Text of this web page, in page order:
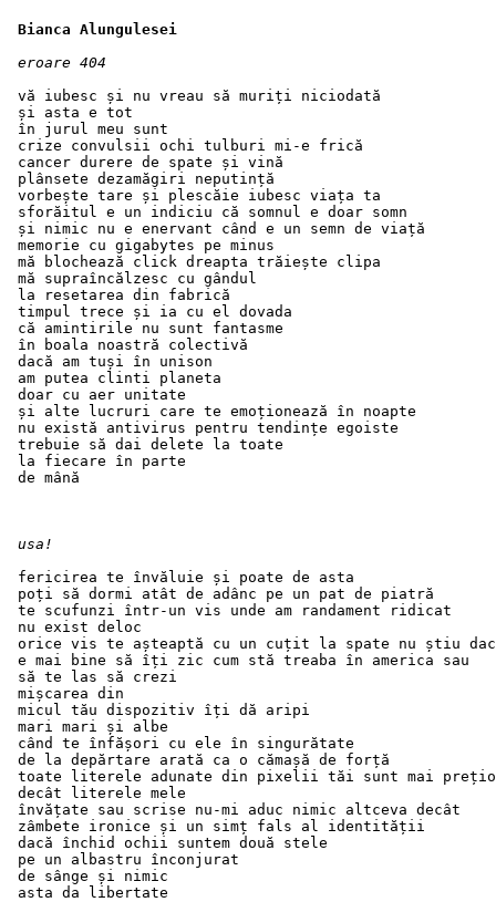
Bianca Alungulesei
eroare 404
vă iubesc și nu vreau să muriți niciodată
și asta e tot
în jurul meu sunt
crize convulsii ochi tulburi mi-e frică
cancer durere de spate și vină
plânsete dezamăgiri neputință
vorbește tare și plescăie iubesc viața ta
sforăitul e un indiciu că somnul e doar somn
și nimic nu e enervant când e un semn de viață
memorie cu gigabytes pe minus
mă blochează click dreapta trăiește clipa
mă supraîncălzesc cu gândul
la resetarea din fabrică
timpul trece și ia cu el dovada
că amintirile nu sunt fantasme
în boala noastră colectivă
dacă am tuși în unison
am putea clinti planeta
doar cu aer unitate
și alte lucruri care te emoționează în noapte
nu există antivirus pentru tendințe egoiste
trebuie să dai delete la toate
la fiecare în parte
de mână
usa!
fericirea te învăluie și poate de asta
poți să dormi atât de adânc pe un pat de piatră
te scufunzi într-un vis unde am randament ridicat
nu exist deloc
orice vis te așteaptă cu un cuțit la spate nu știu
e mai bine să îți zic cum stă treaba în america sau
să te las să crezi
mișcarea din
micul tău dispozitiv îți dă aripi
mari mari și albe
când te înfășori cu ele în singurătate
de la depărtare arată ca o cămașă de forță
toate literele adunate din pixelii tăi sunt mai
decât literele mele
învățate sau scrise nu-mi aduc nimic altceva decât
zâmbete ironice și un simț fals al identității
dacă închid ochii suntem două stele
pe un albastru înconjurat
de sânge și nimic
asta da libertate